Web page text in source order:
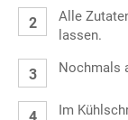
Alle
lassen.
Nochmals
Im